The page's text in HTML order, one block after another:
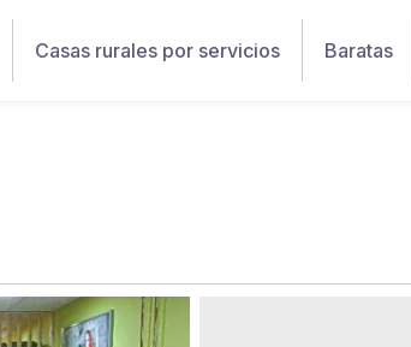
Casas rurales por servicios Baratas